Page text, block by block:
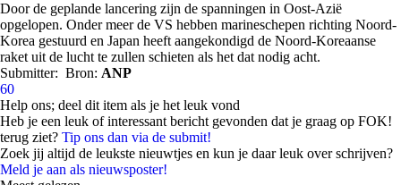
Door de geplande lancering zijn de spanningen in Oost-Azië
opgelopen. Onder meer de VS hebben marineschepen richting Noord-
Korea gestuurd en Japan heeft aangekondigd de Noord-Koreaanse
raket uit de lucht te zullen schieten als het dat nodig acht.
Submitter: Bron: ANP
60
Help ons; deel dit item als je het leuk vond
Heb je een leuk of interessant bericht gevonden dat je graag op FOK!
terug ziet? Tip ons dan via de submit!
Zoek jij altijd de leukste nieuwtjes en kun je daar leuk over schrijven?
Meld je aan als nieuwsposter!